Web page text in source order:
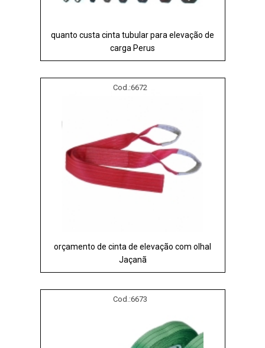
quanto custa cinta tubular para elevação de
carga Perus
Cod.:6672
orçamento de cinta de elevação com olhal
Jaçanã
Cod.:6673